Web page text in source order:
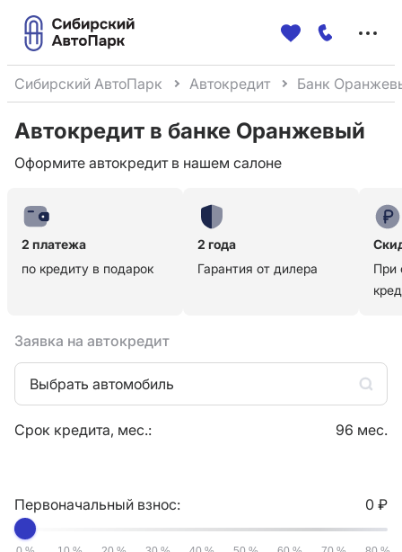
Сибирский АвтоПарк Автокредит Банк
Автокредит в банке Оранжевый
Оформите автокредит в нашем салоне
2 платежа
по кредиту в подарок
2 года
Гарантия от дилера
При
Заявка на автокредит
Выбрать автомобиль
Срок кредита, мес.: 96 мес.
Первоначальный взнос: 0 ₽